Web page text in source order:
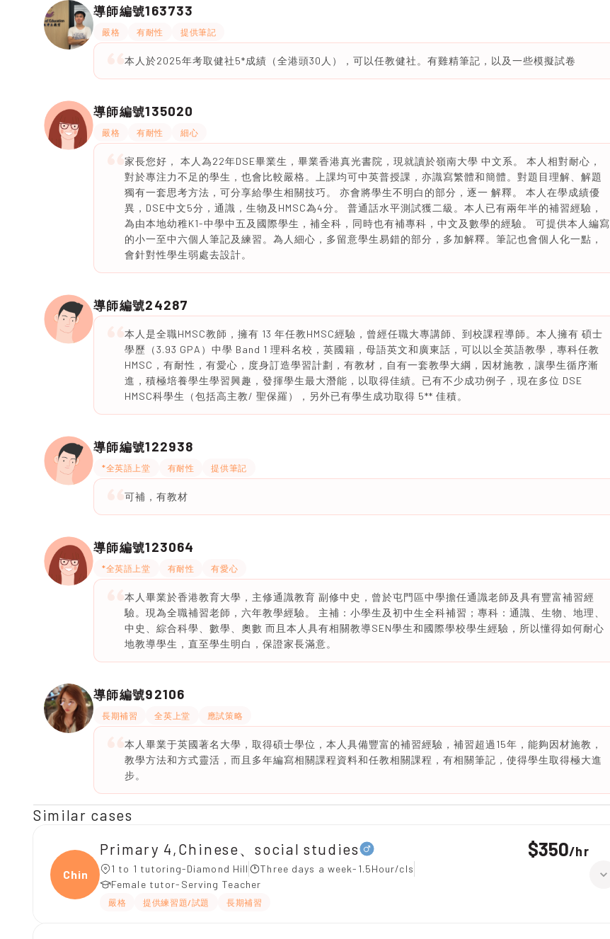
導師編號163733
嚴格 有耐性 提供筆記
本人於2025年考取健社5*成績（全港頭30人），可以任教健社。有雞精筆記，以及一些模擬試卷
導師編號135020
嚴格 有耐性 細心
家長您好， 本人為22年DSE畢業生，畢業香港真光書院，現就讀於嶺南大學 中文系。 本人相對耐心，
對於專注力不足的學生，也會比較嚴格。上課均可中英普授課，亦識寫繁體和簡體。對題目理解、解題
獨有一套思考方法，可分享給學生相關技巧。 亦會將學生不明白的部分，逐一 解釋。 本人在學成績優
異，DSE中文5分，通識，生物及HMSC為4分。 普通話水平測試獲二級。本人已有兩年半的補習經驗，
為由本地幼稚K1-中學中五及國際學生，補全科，同時也有補專科，中文及數學的經驗。 可提供本人編寫
的小一至中六個人筆記及練習。為人細心，多留意學生易錯的部分，多加解釋。筆記也會個人化一點，
會針對性學生弱處去設計。
導師編號24287
本人是全職HMSC教師，擁有 13 年任教HMSC經驗，曾經任職大專講師、到校課程導師。本人擁有 碩士
學歷（3.93 GPA）中學 Band 1 理科名校，英國籍，母語英文和廣東話，可以以全英語教學，專科任教
HMSC，有耐性，有愛心，度身訂造學習計劃，有教材，自有一套教學大綱，因材施教，讓學生循序漸
進，積極培養學生學習興趣，發揮學生最大潛能，以取得佳績。已有不少成功例子，現在多位 DSE
HMSC科學生（包括高主教/ 聖保羅），另外已有學生成功取得 5** 佳積。
導師編號122938
*全英語上堂 有耐性 提供筆記
可補，有教材
導師編號123064
*全英語上堂 有耐性 有愛心
本人畢業於香港教育大學，主修通識教育 副修中史，曾於屯門區中學擔任通識老師及具有豐富補習經
驗。現為全職補習老師，六年教學經驗。 主補：小學生及初中生全科補習；專科：通識、生物、地理、
中史、綜合科學、數學、奧數 而且本人具有相關教導SEN學生和國際學校學生經驗，所以懂得如何耐心
地教導學生，直至學生明白，保證家長滿意。
導師編號92106
長期補習 全英上堂 應試策略
本人畢業于英國著名大學，取得碩士學位，本人具備豐富的補習經驗，補習超過15年，能夠因材施教，
教學方法和方式靈活，而且多年編寫相關課程資料和任教相關課程，有相關筆記，使得學生取得極大進
步。
Similar cases
Chine
Primary 4,Chinese、social studies
1 to 1 tutoring-Diamond Hill
Three days a week-1.5Hour/cls
Female tutor-Serving Teacher
嚴格 提供練習題/試題 長期補習
$350/hr